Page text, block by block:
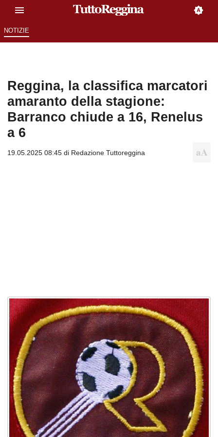
NOTIZIE
Reggina, la classifica marcatori
amaranto della stagione:
Barranco chiude a 16, Renelus
a 6
19.05.2025 08:45 di Redazione Tuttoreggina